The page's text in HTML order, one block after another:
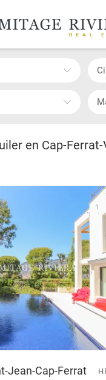
en Cap-
Jean-Cap-Ferrat